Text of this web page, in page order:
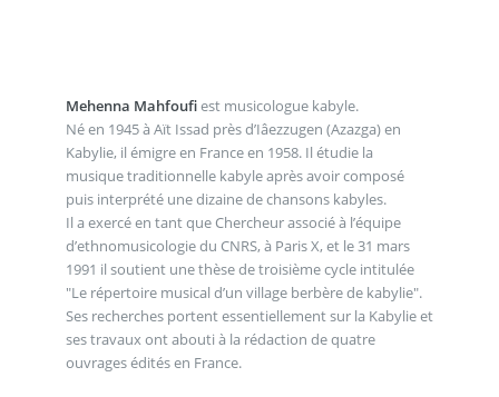
Mehenna Mahfoufiest musicologue kabyle.
Né en 1945 à Aït Issad près d’Iâezzugen (Azazga) en
Kabylie, il émigre en France en 1958. Il étudie la
musique traditionnelle kabyle après avoir composé
puis interprété une dizaine de chansons kabyles.
Il a exercé en tant que Chercheur associé à l’équipe
d’ethnomusicologie du CNRS, à Paris X, et le 31 mars
1991 il soutient une thèse de troisième cycle intitulée
"Le répertoire musical d’un village berbère de kabylie".
Ses recherches portent essentiellement sur la Kabylie et
ses travaux ont abouti à la rédaction de quatre
ouvrages édités en France.